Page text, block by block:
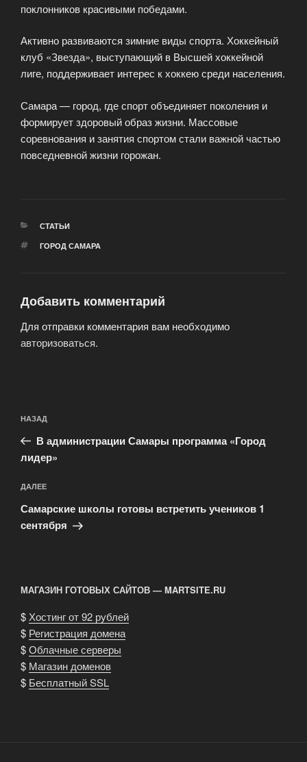
поклонников красивыми победами.
Активно развиваются зимние виды спорта. Хоккейный
клуб «Звезда», выступающий в Высшей хоккейной
лиге, поддерживает интерес к хоккею среди населения.
Самара — город, где спорт объединяет поколения и
формирует здоровый образ жизни. Массовые
соревнования и занятия спортом стали важной частью
повседневной жизни горожан.
РУБРИКИ
СТАТЬИ
МЕТКИ
ГОРОД САМАРА
Добавить комментарий
Для отправки комментария вам необходимо
авторизоваться.
по
записям
Предыдущая
запись:
НАЗАД
В администрации Самары программа «Город
лидер»
Следующая
запись
ДАЛЕЕ
Самарские школы готовы встретить учеников 1
сентября
МАГАЗИН ГОТОВЫХ САЙТОВ — MARTSITE.RU
$ Хостинг от 92 рублей
$ Регистрация домена
$Облачные серверы
$ Магазин доменов
$ Бесплатный SSL